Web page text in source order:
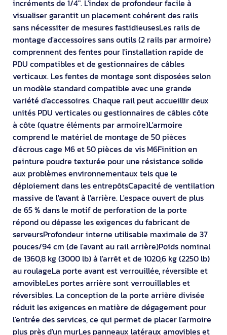
incréments de 1/4". L'index de profondeur facile à
visualiser garantit un placement cohérent des rails
sans nécessiter de mesures fastidieusesLes rails de
montage d'accessoires sans outils (2 rails par armoire)
comprennent des fentes pour l'installation rapide de
PDU compatibles et de gestionnaires de câbles
verticaux. Les fentes de montage sont disposées selon
un modèle standard compatible avec une grande
variété d'accessoires. Chaque rail peut accueillir deux
unités PDU verticales ou gestionnaires de câbles côte
à côte (quatre éléments par armoire)L'armoire
comprend le matériel de montage de 50 pièces
d'écrous cage M6 et 50 pièces de vis M6Finition en
peinture poudre texturée pour une résistance solide
aux problèmes environnementaux tels que le
déploiement dans les entrepôtsCapacité de ventilation
massive de l'avant à l'arrière. L'espace ouvert de plus
de 65 % dans le motif de perforation de la porte
répond ou dépasse les exigences du fabricant de
serveursProfondeur interne utilisable maximale de 37
pouces/94 cm (de l'avant au rail arrière)Poids nominal
de 1360,8 kg (3000 lb) à l'arrêt et de 1020,6 kg (2250 lb)
au roulageLa porte avant est verrouillée, réversible et
amovibleLes portes arrière sont verrouillables et
réversibles. La conception de la porte arrière divisée
réduit les exigences en matière de dégagement pour
l'entrée des services, ce qui permet de placer l'armoire
plus près d'un murLes panneaux latéraux amovibles et